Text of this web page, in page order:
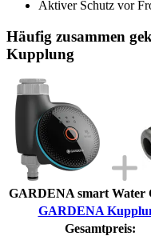
Aktiver Schutz vor
Häufig zusammen
Kupplung
GARDENA smart Water
GARDENA
Gesamtpreis: